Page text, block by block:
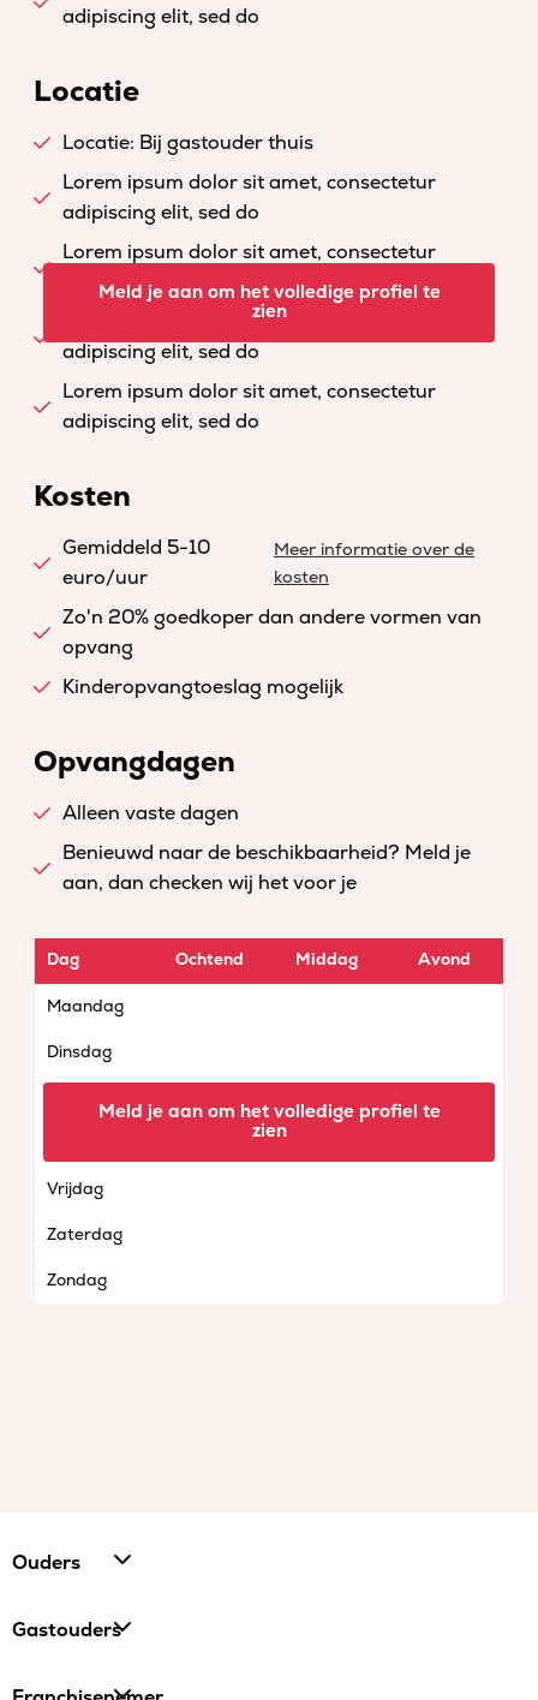
adipiscing elit, sed do
Locatie
Locatie: Bij gastouder thuis
Lorem ipsum dolor sit amet, consectetur
adipiscing elit, sed do
Lorem ipsum dolor sit amet, consectetur
adipiscing elit, sed do
Lorem ipsum dolor sit amet, consectetur
adipiscing elit, sed do
Lorem ipsum dolor sit amet, consectetur
adipiscing elit, sed do
Meld je aan om het volledige profiel te
zien
Kosten
Gemiddeld 5-10
euro/uur
Meer informatie over de
kosten
Zo'n 20% goedkoper dan andere vormen van
opvang
Kinderopvangtoeslag mogelijk
Opvangdagen
Alleen vaste dagen
Benieuwd naar de beschikbaarheid? Meld je
aan, dan checken wij het voor je
Dag Ochtend Middag Avond
Maandag
Dinsdag
Vrijdag
Zaterdag
Zondag
Meld je aan om het volledige profiel te
zien
Ouders
Gastouders